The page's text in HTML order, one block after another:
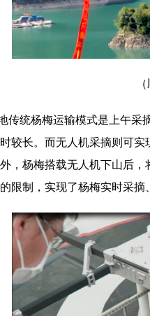
传统杨梅运输模式是上午采
较长。而无人机采摘则可
，杨梅搭载无人机下山后
限制，实现了杨梅实时采摘